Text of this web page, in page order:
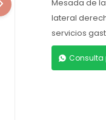
Mesada de
lateral
servicios
Consulta